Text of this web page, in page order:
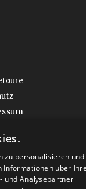
zu personalisieren und
Informationen über
und Analysepartner